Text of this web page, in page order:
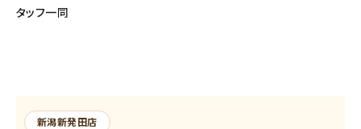
タッフ一同
新潟新発田店